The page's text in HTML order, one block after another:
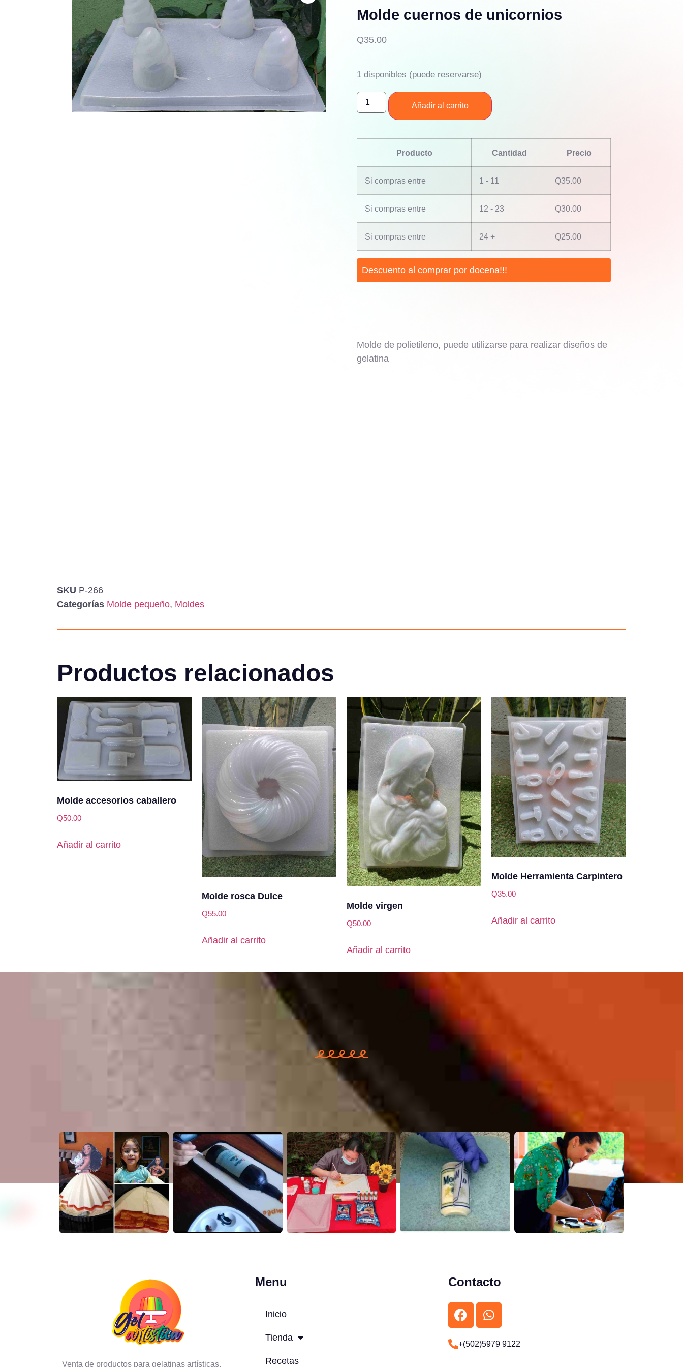
Molde cuernos de unicornios
Q35.00
1 disponibles (puede reservarse)
Añadir al carrito
Producto Cantidad Precio
Si compras entre 1 - 11 Q35.00
Si compras entre 12 - 23 Q30.00
Si compras entre 24 + Q25.00
Descuento al comprar por docena!!!
Molde de polietileno, puede utilizarse para realizar diseños de
gelatina
SKU P-266
Categorías Molde pequeño, Moldes
Productos relacionados
Molde accesorios caballero
Q50.00
Añadir al carrito
Molde rosca Dulce
Q55.00
Añadir al carrito
Molde virgen
Q50.00
Añadir al carrito
Molde Herramienta Carpintero
Q35.00
Añadir al carrito
Venta de productos para gelatinas artísticas,
Menu
Inicio
Tienda
Recetas
Contacto
+(502)5979 9122